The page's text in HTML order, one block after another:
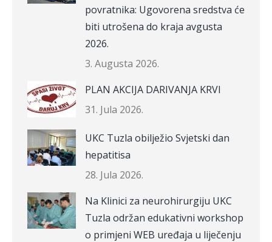
povratnika: Ugovorena sredstva će
biti utrošena do kraja avgusta
2026.
3. Augusta 2026.
PLAN AKCIJA DARIVANJA KRVI
31. Jula 2026.
UKC Tuzla obilježio Svjetski dan
hepatitisa
28. Jula 2026.
Na Klinici za neurohirurgiju UKC
Tuzla održan edukativni workshop
o primjeni WEB uređaja u liječenju